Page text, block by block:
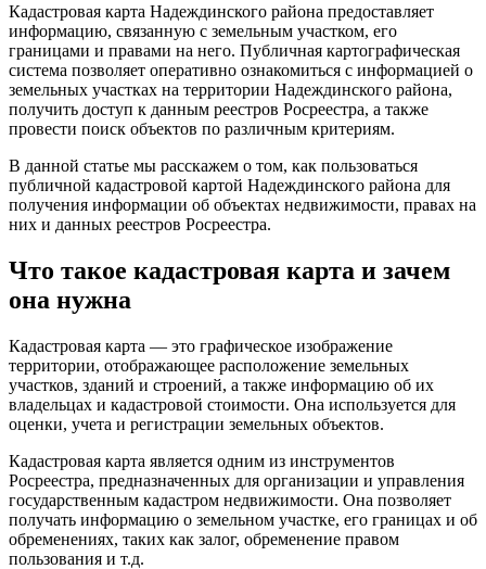
Кадастровая карта Надеждинского района предоставляет
информацию, связанную с земельным участком, его
границами и правами на него. Публичная картографическая
система позволяет оперативно ознакомиться с информацией о
земельных участках на территории Надеждинского района,
получить доступ к данным реестров Росреестра, а также
провести поиск объектов по различным критериям.
В данной статье мы расскажем о том, как пользоваться
публичной кадастровой картой Надеждинского района для
получения информации об объектах недвижимости, правах на
них и данных реестров Росреестра.
Что такое кадастровая карта и зачем
она нужна
Кадастровая карта — это графическое изображение
территории, отображающее расположение земельных
участков, зданий и строений, а также информацию об их
владельцах и кадастровой стоимости. Она используется для
оценки, учета и регистрации земельных объектов.
Кадастровая карта является одним из инструментов
Росреестра, предназначенных для организации и управления
государственным кадастром недвижимости. Она позволяет
получать информацию о земельном участке, его границах и об
обременениях, таких как залог, обременение правом
пользования и т.д.